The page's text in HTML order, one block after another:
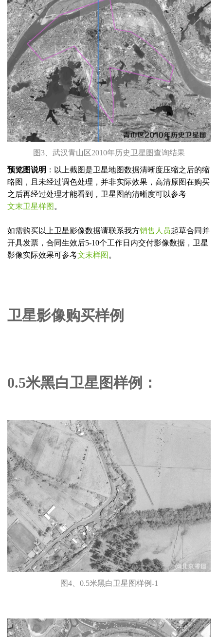
图3、武汉青山区2010年历史卫星图查询结果
预览图说明 ：以上截图是卫星地图数据清晰度压缩之后的缩
略图，且未经过调色处理，并非实际效果，高清原图在购买
之后再经过处理才能看到，卫星图的清晰度可以参考
文末卫星样图 。
如需购买以上卫星影像数据请联系我方销售人员起草合同并
开具发票，合同生效后5-10个工作日内交付影像数据，卫星
影像实际效果可参考文末样图 。
卫星影像购买样例
0.5米黑白卫星图样例：
图4、0.5米黑白卫星图样例-1